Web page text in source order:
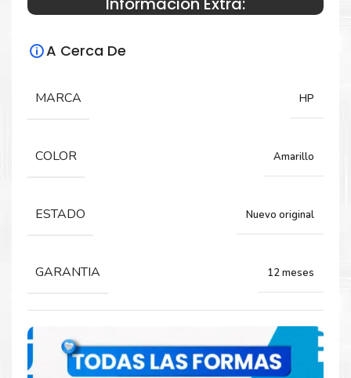
Especificaciones Técnicas
Para impresoras:
M855DN, M855XH, M855X+, M855X+ NFC.
A Cerca De
MARCA HP
COLOR Amarillo
ESTADO Nuevo original
GARANTIA 12 meses